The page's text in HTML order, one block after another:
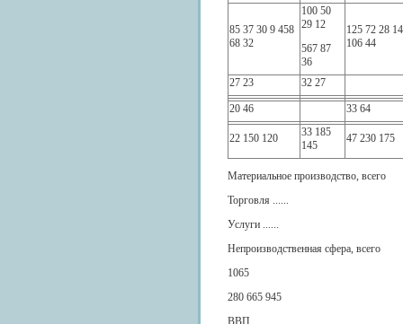
85 37 30 9 458
68 32
100 50
29 12
567 87
36
125 72 28
106 44
27 23 32 27
20 46 33 64
22 150 120
33 185
145
47 230 175
Материальное производство, всего
Торговля ......
Услуги ......
Непроизводственная сфера, всего
1065
280 665 945
ВВП.........